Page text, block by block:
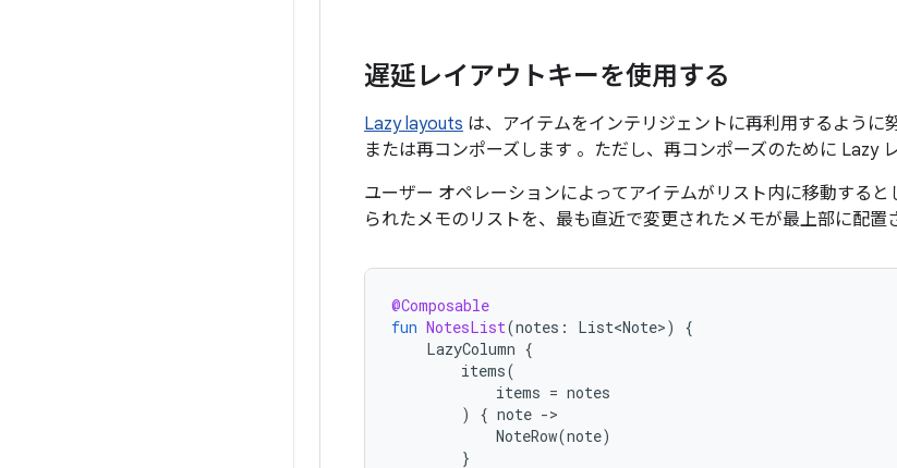
遅延レイアウトキーを使用する
Lazy layouts は、アイテムをインテリジェントに再利用するように
または再コンポーズします 。ただし、再コンポーズのために Lazy
ユーザー オペレーションによってアイテムがリスト内に移動する
られたメモのリストを、最も直近で変更されたメモが最上部に配置
@Composable
fun NotesList(notes : List<Note>)
{
LazyColumn {
items(
items = notes
)
{ note -
NoteRow(note)
}